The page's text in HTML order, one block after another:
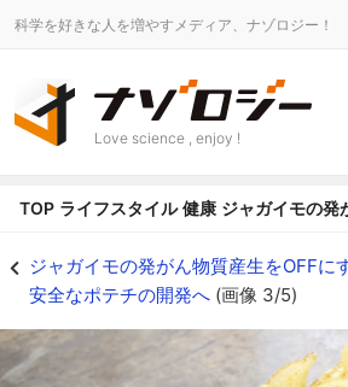
科学を好きな人を増やすメディア、ナゾロジー！
Love science , enjoy !
TOP ライフスタイル 健康 ジャガイモの発
ジャガイモの発がん物質産生をOFFに
安全なポテチの開発へ (画像 3/5)